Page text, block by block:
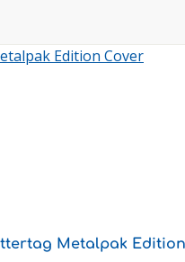
Metalpak Edition